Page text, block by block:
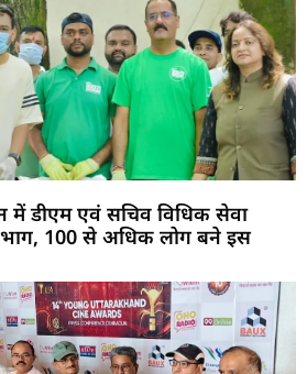
में डीएम एवं सचिव विधिक सेवा
100 से अधिक लोग बने इस